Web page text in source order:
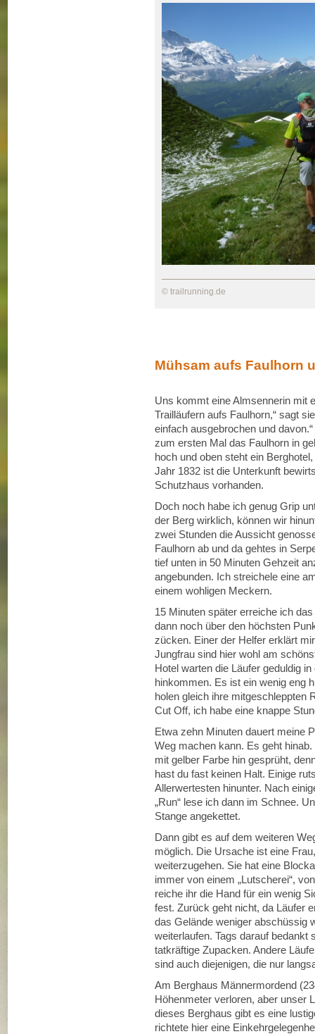
© trailrunning.de
Mühsam aufs Faulhorn
Uns kommt eine Almsennerin mit
Trailläufern aufs Faulhorn,“ sagt
einfach ausgebrochen und
zum ersten Mal das Faulhorn in
hoch und oben steht ein
Jahr 1832 ist die Unterkunft
Schutzhaus vorhanden.
Doch noch habe ich genug Grip
der Berg wirklich, können wir
zwei Stunden die Aussicht
Faulhorn ab und da gehtes in
tief unten in 50 Minuten Gehzeit
angebunden. Ich streichele eine
einem wohligen Meckern.
15 Minuten später erreiche ich
dann noch über den höchsten
zücken. Einer der Helfer erklärt
Jungfrau sind hier wohl am
Hotel warten die Läufer geduldig
hinkommen. Es ist ein wenig eng
holen gleich ihre mitgeschleppten
Cut Off, ich habe eine knappe
Etwa zehn Minuten dauert meine
Weg machen kann. Es geht
mit gelber Farbe hin gesprüht,
hast du fast keinen Halt. Einige
Allerwertesten hinunter. Nach
„Run“ lese ich dann im Schnee.
Stange angekettet.
Dann gibt es auf dem weiteren
möglich. Die Ursache ist eine
weiterzugehen. Sie hat eine
immer von einem „Lutscherei“,
reiche ihr die Hand für ein wenig
fest. Zurück geht nicht, da Läufer
das Gelände weniger abschüssig
weiterlaufen. Tags darauf
tatkräftige Zupacken. Andere
sind auch diejenigen, die nur
Am Berghaus Männermordend
Höhenmeter verloren, aber unser
dieses Berghaus gibt es eine
richtete hier eine